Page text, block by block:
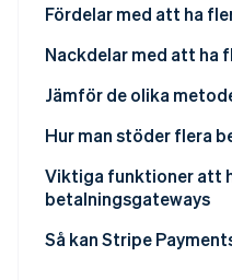
Fördelar med att ha
Nackdelar med att ha
Jämför de olika
Hur man stöder flera
Viktiga funktioner att
betalningsgateways
Så kan Stripe